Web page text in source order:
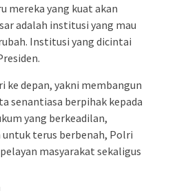
mereka yang kuat akan
adalah institusi yang mau
Institusi yang dicintai
ke depan, yakni membangun
senantiasa berpihak kepada
yang berkeadilan,
terus berbenah, Polri
masyarakat sekaligus